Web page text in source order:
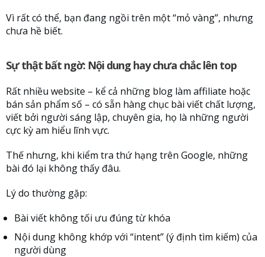
Vì rất có thể, bạn đang ngồi trên một “mỏ vàng”, nhưng
chưa hề biết.
Sự thật bất ngờ: Nội dung hay chưa chắc lên top
Rất nhiều website – kể cả những blog làm affiliate hoặc
bán sản phẩm số – có sẵn hàng chục bài viết chất lượng,
viết bởi người sáng lập, chuyên gia, họ là những người
cực kỳ am hiểu lĩnh vực.
Thế nhưng, khi kiểm tra thứ hạng trên Google, những
bài đó lại không thấy đâu.
Lý do thường gặp:
Bài viết không tối ưu đúng từ khóa
Nội dung không khớp với “intent” (ý định tìm kiếm) của
người dùng